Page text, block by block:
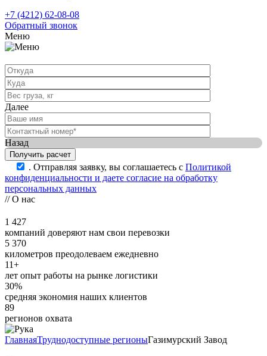
+7 (4212) 62-08-08
Обратный звонок
Меню
Далее
Назад
. Отправляя заявку, вы соглашаетесь с Политикой
конфиденциальности и даете согласие на обработку
персональных данных
// О нас
1 427
компаний доверяют нам свои перевозки
5 370
километров преодолеваем ежедневно
11+
лет опыт работы на рынке логистики
30%
средняя экономия наших клиентов
89
регионов охвата
ГлавнаяТруднодоступные регионыГазимурский Завод